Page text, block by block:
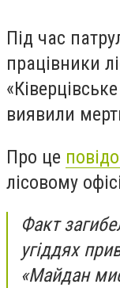
Під час
працівники
виявили
Про це
лісовому
Факт
угіддях
«Майдан